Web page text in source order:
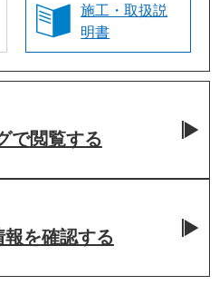
施工・取扱説
明書
で閲覧する
報を確認する